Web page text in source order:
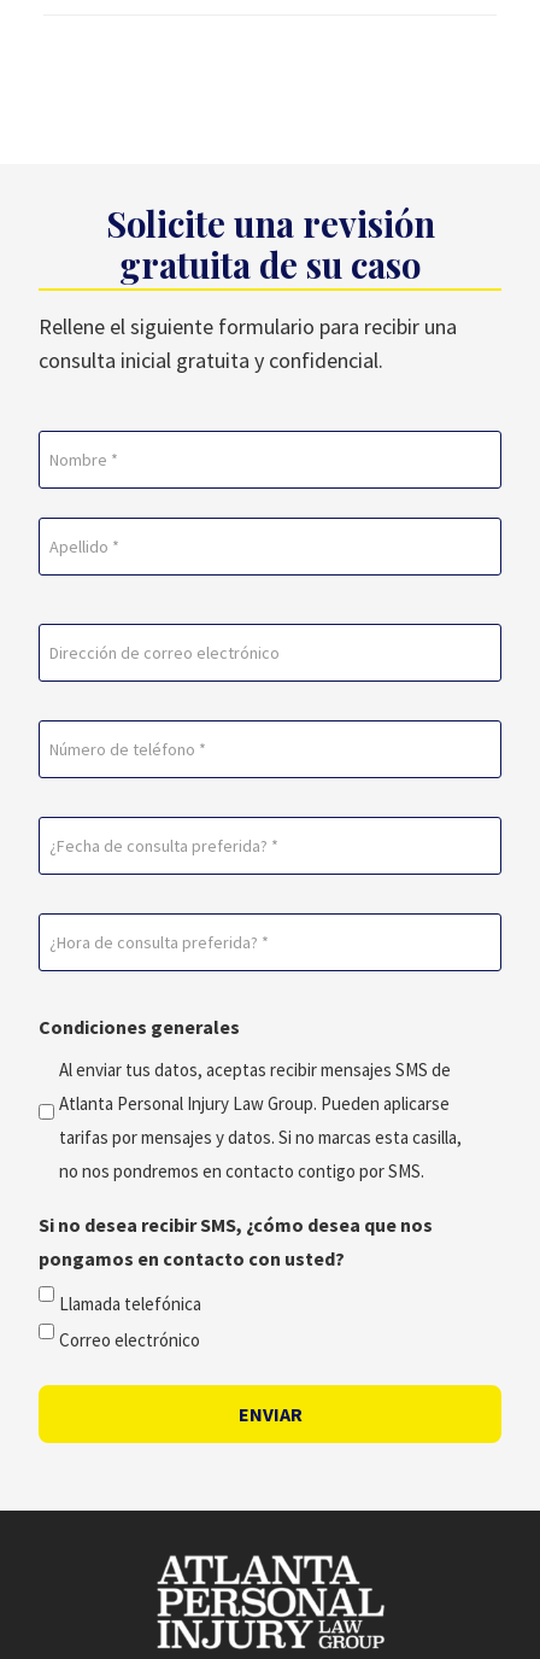
Solicite una revisión
gratuita de su caso
Rellene el siguiente formulario para recibir una
consulta inicial gratuita y confidencial.
(Obligatorio)
primer
electrónico
Teléfono
de
preferida
(Obligatorio)
de
preferido
(Obligatorio)
Condiciones generales
Al enviar tus datos, aceptas recibir mensajes SMS de
Atlanta Personal Injury Law Group. Pueden aplicarse
tarifas por mensajes y datos. Si no marcas esta casilla,
no nos pondremos en contacto contigo por SMS.
Si no desea recibir SMS, ¿cómo desea que nos
pongamos en contacto con usted?
Llamada telefónica
Correo electrónico
ENVIAR